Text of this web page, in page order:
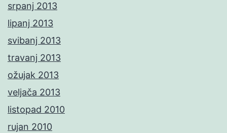
srpanj 2013
lipanj 2013
svibanj 2013
travanj 2013
ožujak 2013
veljača 2013
listopad 2010
rujan 2010